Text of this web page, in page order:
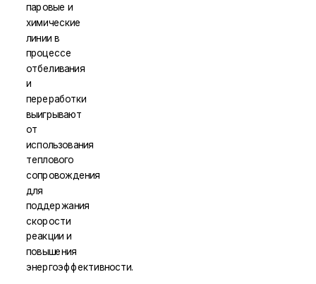
паровые и
химические
линии в
процессе
отбеливания
и
переработки
выигрывают
от
использования
теплового
сопровождения
для
поддержания
скорости
реакции и
повышения
энергоэффективности.